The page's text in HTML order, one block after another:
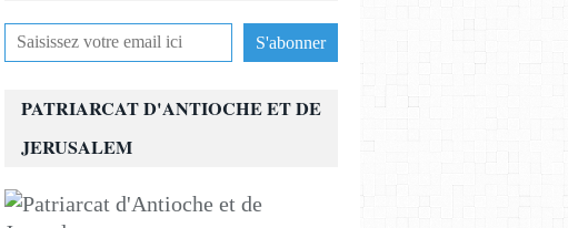
PATRIARCAT D'ANTIOCHE ET DE
JERUSALEM